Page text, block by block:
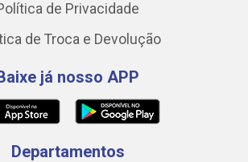
de Privacidade
de Troca e Devolução
já nosso APP
Departamentos